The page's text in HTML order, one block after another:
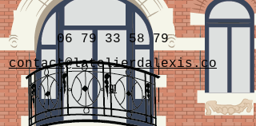
06 79 33 58 79
contact@latelierdalexis.co
m